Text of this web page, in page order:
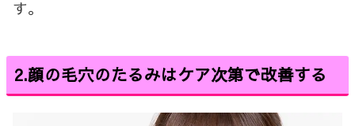
す。
2.顔の毛穴のたるみはケア次第で改善する